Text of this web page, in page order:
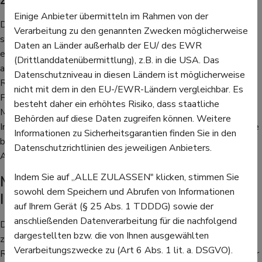
Diese Reaktionen auf die Impfung treten meist innerhalb von
sieben Tagen nach der Grippeimpfung auf. Unter anderem kann
es Rötungen und Schmerzen an der Einstichstelle geben,
außerdem Fieber und Schmerzen der Muskeln. Das höchste
Risiko für Reaktionen auf die Impfung gegen Influenza hatten
Frauen zwischen 18 und 64 Jahren. Bei Frauen ab 65 und bei
Männern war das Risiko nicht so hoch. Das Risiko für schwere
Impfreaktionen ist bei diesen Frauen sogar doppelt so hoch wie
bei Männern. Dazu gehören Ausschläge, Ödeme,
Atembeschwerden oder ein allergischer Schock.
Männer haben eine geringere
Immunreaktion
Die leichten Reaktionen auf die Impfung sollten nach ein oder
zwei Tagen wieder verschwinden. Gibt es schwerere
Reaktionen auf die Grippeimpfung oder nehmen sie nicht wieder
Einige Anbieter übermitteln im Rahmen von der
Verarbeitung zu den genannten Zwecken möglicherweise
Daten an Länder außerhalb der EU/ des EWR
(Drittlanddatenübermittlung), z.B. in die USA. Das
Datenschutzniveau in diesen Ländern ist möglicherweise
nicht mit dem in den EU-/EWR-Ländern vergleichbar. Es
besteht daher ein erhöhtes Risiko, dass staatliche
Behörden auf diese Daten zugreifen können. Weitere
Informationen zu Sicherheitsgarantien finden Sie in den
Datenschutzrichtlinien des jeweiligen Anbieters.
Indem Sie auf „ALLE ZULASSEN" klicken, stimmen Sie
sowohl dem Speichern und Abrufen von Informationen
auf Ihrem Gerät (§ 25 Abs. 1 TDDDG) sowie der
anschließenden Datenverarbeitung für die nachfolgend
dargestellten bzw. die von Ihnen ausgewählten
Verarbeitungszwecke zu (Art 6 Abs. 1 lit. a. DSGVO).